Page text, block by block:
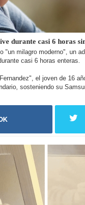
durante casi 6 horas
"un milagro moderno", un
casi 6 horas enteras.
el joven de 16
sosteniendo su